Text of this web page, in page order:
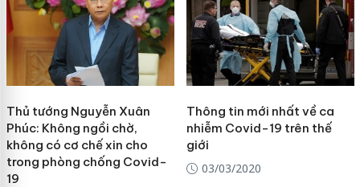
Thủ tướng Nguyễn Xuân
Phúc: Không ngồi chờ,
không có cơ chế xin cho
trong phòng chống Covid-
19
Thông tin mới nhất về ca
nhiễm Covid-19 trên thế
giới
03/03/2020